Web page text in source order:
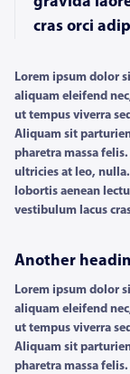
cras orci
Lorem ipsum dolor
aliquam eleifend
ut tempus viverra
Aliquam sit
pharetra massa
ultricies at leo,
lobortis aenean
vestibulum lacus
Another
Lorem ipsum dolor
aliquam eleifend
ut tempus viverra
Aliquam sit
pharetra massa